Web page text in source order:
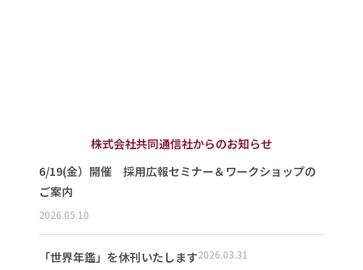
株式会社共同通信社からのお知らせ
6/19(金）開催 採用広報セミナー＆ワークショップの
ご案内
2026.05.10
「世界年鑑」を休刊いたします2026.03.31